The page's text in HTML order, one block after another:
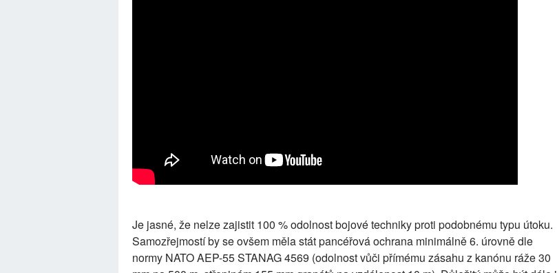
Je jasné, že nelze zajistit 100 % odolnost bojové techniky proti podobnému typu útoku.
Samozřejmostí by se ovšem měla stát pancéřová ochrana minimálně 6. úrovně dle
normy NATO AEP-55 STANAG 4569 (odolnost vůči přímému zásahu z kanónu ráže 30